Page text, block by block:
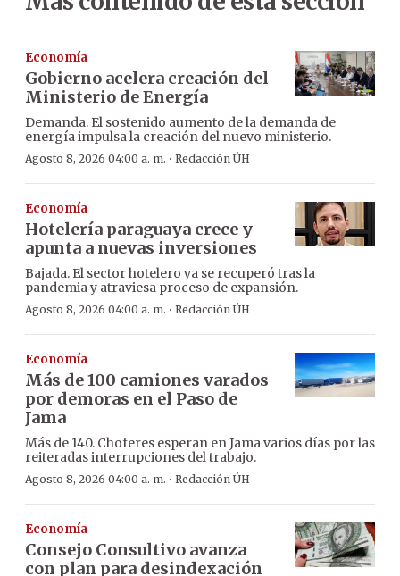
Economía
Gobierno acelera creación del
Ministerio de Energía
Demanda. El sostenido aumento de la demanda de
energía impulsa la creación del nuevo ministerio.
Agosto 8, 2026 04:00 a. m. · Redacción ÚH
Economía
Hotelería paraguaya crece y
apunta a nuevas inversiones
Bajada. El sector hotelero ya se recuperó tras la
pandemia y atraviesa proceso de expansión.
Agosto 8, 2026 04:00 a. m. · Redacción ÚH
Economía
Más de 100 camiones varados
por demoras en el Paso de
Jama
Más de 140. Choferes esperan en Jama varios días por las
reiteradas interrupciones del trabajo.
Agosto 8, 2026 04:00 a. m. · Redacción ÚH
Economía
Consejo Consultivo avanza
con plan para desindexación